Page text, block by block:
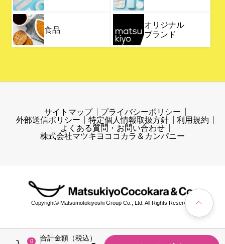
0 合計金額（税込）
食品
オリジナル
ブランド
サイトマップ
プライバシーポリシー
外部送信ポリシー
特定個人情報取扱方針
利用規約
よくある質問・お問い合わせ
株式会社マツキヨココカラ＆カンパニー
Copyright© Matsumotokiyoshi Group Co., Ltd. All Rights Reserved.